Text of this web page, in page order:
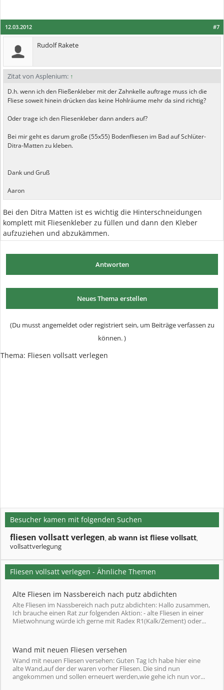
#7
12.03.2012
Rudolf Rakete
Zitat von Asplenium: ↑
D.h. wenn ich den Fließenkleber mit der Zahnkelle auftrage muss ich die
Fliese soweit hinein drücken das keine Hohlräume mehr da sind richtig?
Oder trage ich den Fliesenkleber dann anders auf?
Bei mir geht es darum große (55x55) Bodenfliesen im Bad auf Schlüter-
Ditra-Matten zu kleben.
Dank und Gruß
Aaron
Bei den Ditra Matten ist es wichtig die Hinterschneidungen
komplett mit Fliesenkleber zu füllen und dann den Kleber
aufzuziehen und abzukämmen.
Antworten
Neues Thema erstellen
(Du musst angemeldet oder registriert sein, um Beiträge verfassen zu
können. )
Thema: Fliesen vollsatt verlegen
Besucher kamen mit folgenden Suchen
fliesen vollsatt verlegen, ab wann ist fliese vollsatt,
vollsattverlegung
Fliesen vollsatt verlegen - Ähnliche Themen
Alte Fliesen im Nassbereich nach putz abdichten
Alte Fliesen im Nassbereich nach putz abdichten: Hallo zusammen,
Ich brauche einen Rat zur folgenden Aktion: - alte Fliesen in einer
Mietwohnung würde ich gerne mit Radex R1(Kalk/Zement) oder...
Wand mit neuen Fliesen versehen
Wand mit neuen Fliesen versehen: Guten Tag Ich habe hier eine
alte Wand,auf der der waren vorher Fliesen. Die sind nun
angekommen und sollen erneuert werden,wie gehe ich nun vor...